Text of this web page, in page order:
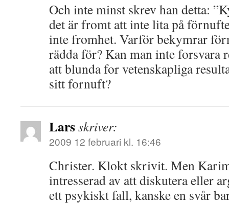
Och inte minst skrev han detta:
det är fromt att inte lita på
inte fromhet. Varför bekymrar
rädda för? Kan man inte forsvara
att blunda for vetenskapliga
sitt fornuft?
Larsskriver:
2009 12 februari kl. 16:46
Christer. Klokt skrivit. Men
intresserad av att diskutera eller
ett psykiskt fall, kanske en svår